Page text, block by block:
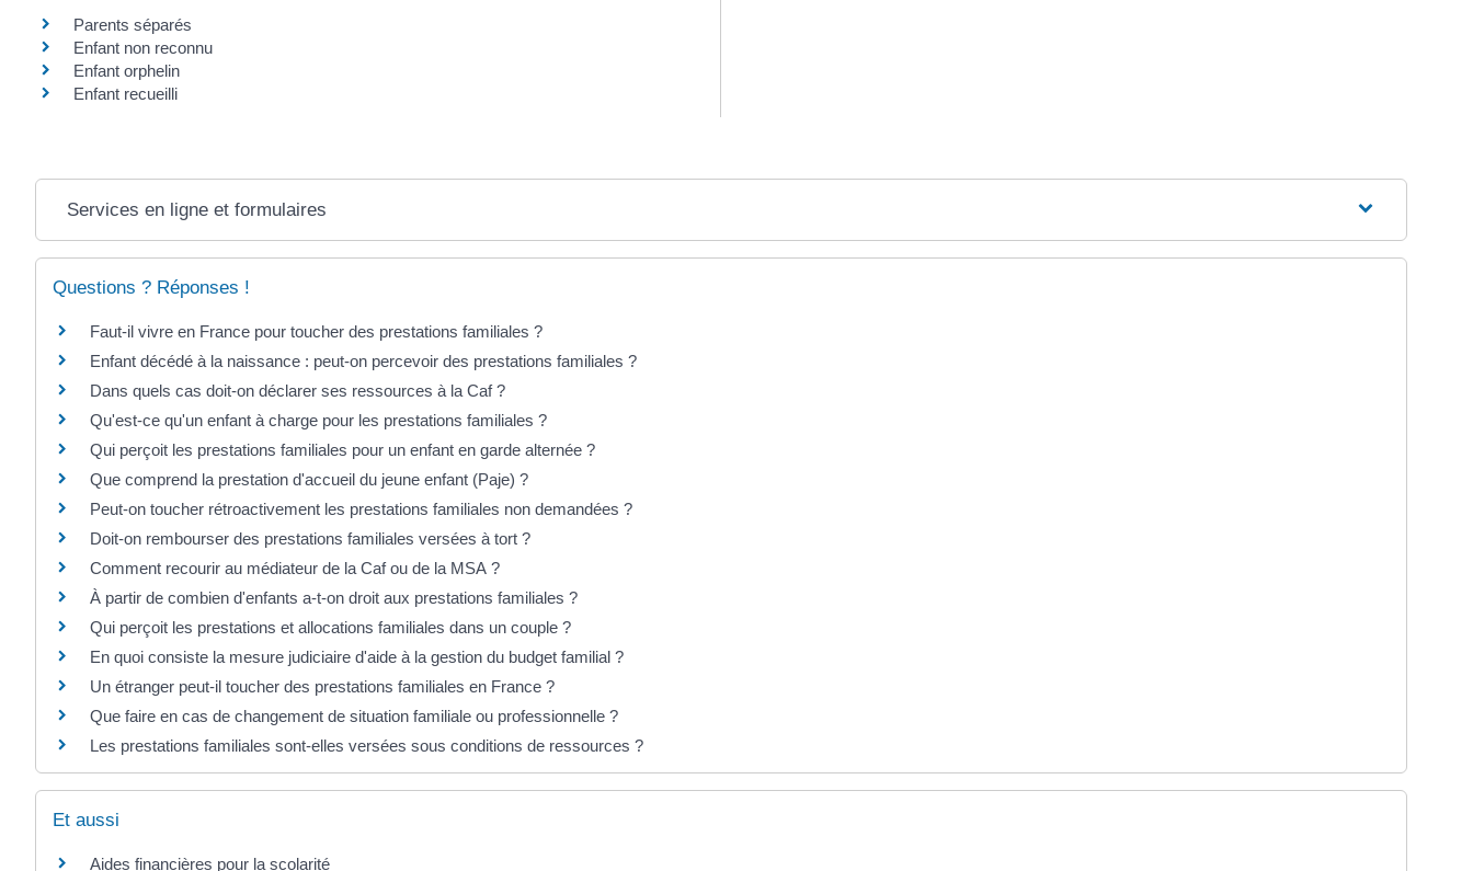
Parents séparés
Enfant non reconnu
Enfant orphelin
Enfant recueilli
Services en ligne et formulaires
Questions ? Réponses !
Faut-il vivre en France pour toucher des prestations familiales ?
Enfant décédé à la naissance : peut-on percevoir des prestations familiales ?
Dans quels cas doit-on déclarer ses ressources à la Caf ?
Qu'est-ce qu'un enfant à charge pour les prestations familiales ?
Qui perçoit les prestations familiales pour un enfant en garde alternée ?
Que comprend la prestation d'accueil du jeune enfant (Paje) ?
Peut-on toucher rétroactivement les prestations familiales non demandées ?
Doit-on rembourser des prestations familiales versées à tort ?
Comment recourir au médiateur de la Caf ou de la MSA ?
À partir de combien d'enfants a-t-on droit aux prestations familiales ?
Qui perçoit les prestations et allocations familiales dans un couple ?
En quoi consiste la mesure judiciaire d'aide à la gestion du budget familial ?
Un étranger peut-il toucher des prestations familiales en France ?
Que faire en cas de changement de situation familiale ou professionnelle ?
Les prestations familiales sont-elles versées sous conditions de ressources ?
Et aussi
Aides financières pour la scolarité